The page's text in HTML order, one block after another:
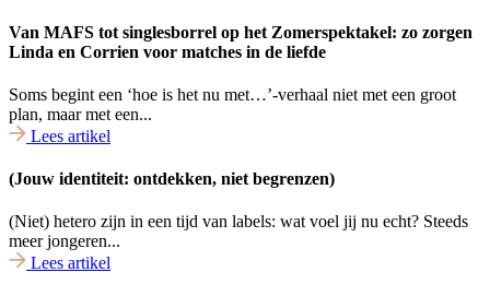
Van MAFS tot singlesborrel op het Zomerspektakel: zo zorgen
Linda en Corrien voor matches in de liefde
Soms begint een ‘hoe is het nu met…’-verhaal niet met een groot
plan, maar met een...
Lees artikel
(Jouw identiteit: ontdekken, niet begrenzen)
(Niet) hetero zijn in een tijd van labels: wat voel jij nu echt? Steeds
meer jongeren...
Lees artikel